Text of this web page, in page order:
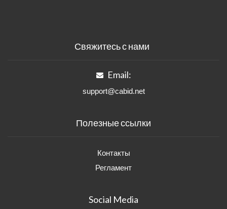
Свяжитесь с нами
Email:
support@cabid.net
Полезные ссылки
Контакты
Регламент
Social Media